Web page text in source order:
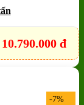
10.790.000 đ
-7%